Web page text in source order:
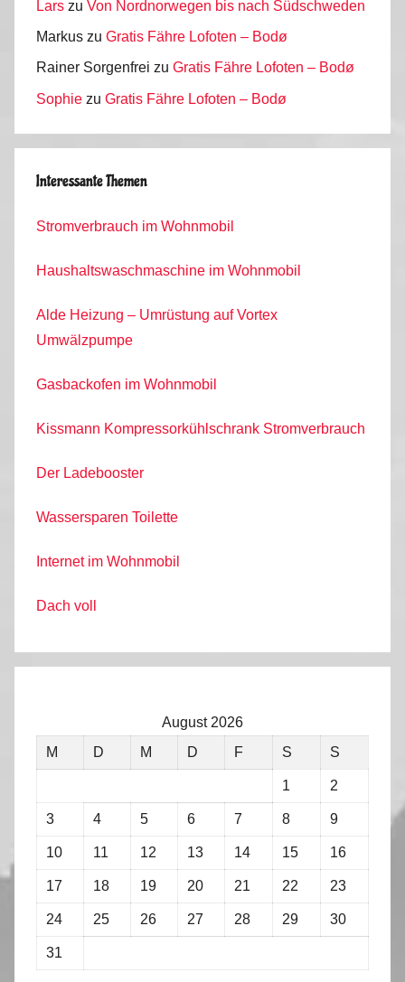
Lars zu Von Nordnorwegen bis nach Südschweden
Markus zu Gratis Fähre Lofoten – Bodø
Rainer Sorgenfrei zu Gratis Fähre Lofoten – Bodø
Sophie zu Gratis Fähre Lofoten – Bodø
Interessante Themen
Stromverbrauch im Wohnmobil
Haushaltswaschmaschine im Wohnmobil
Alde Heizung – Umrüstung auf Vortex
Umwälzpumpe
Gasbackofen im Wohnmobil
Kissmann Kompressorkühlschrank Stromverbrauch
Der Ladebooster
Wassersparen Toilette
Internet im Wohnmobil
Dach voll
August 2026
M
D M D F S S
1 2
3 4 5 6 7 8 9
10 11 12 13 14 15 16
17 18 19 20 21 22 23
24 25 26 27 28 29 30
31